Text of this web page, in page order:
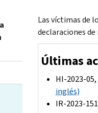
Las víctimas de
declaraciones
Últimas
HI-2023-05,
inglés)
IR-2023-